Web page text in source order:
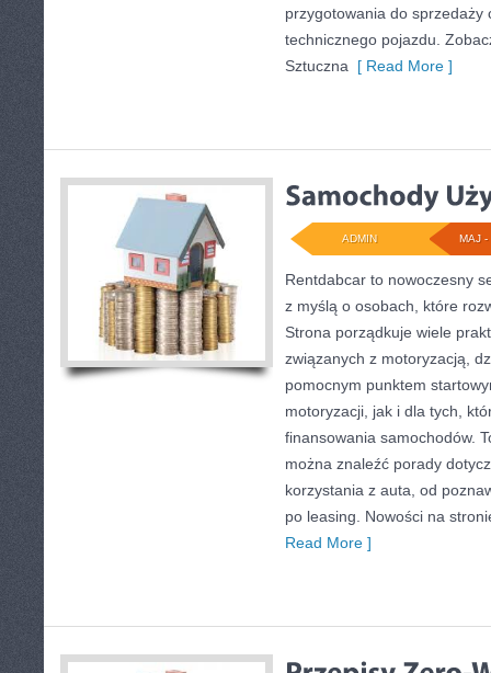
przygotowania do sprzedaży
technicznego pojazdu.
Sztuczna [ Read More ]
MAJ -
ADMIN
Rentdabcar to nowoczesny
z myślą o osobach, które
Strona porządkuje wiele
związanych z motoryzacją,
pomocnym punktem
motoryzacji, jak i dla tych,
finansowania samochodów.
można znaleźć porady
korzystania z auta, od
po leasing. Nowości na
Read More ]